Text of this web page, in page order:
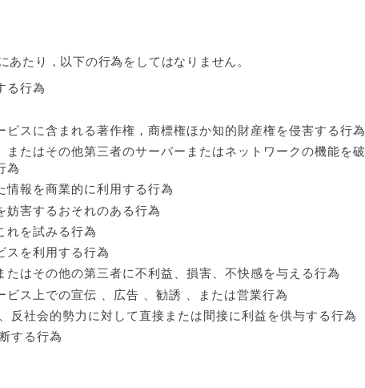
あたり，以下の行為をしてはなりません。
る行為
ビスに含まれる著作権，商標権ほか知的財産権を侵害する行為
またはその他第三者のサーバーまたはネットワークの機能を破
為
情報を商業的に利用する行為
妨害するおそれのある行為
れを試みる行為
スを利用する行為
たはその他の第三者に不利益、損害、不快感を与える行為
ビス上での宣伝 、広告 、勧誘 、または営業行為
反社会的勢力に対して直接または間接に利益を供与する行為
する行為